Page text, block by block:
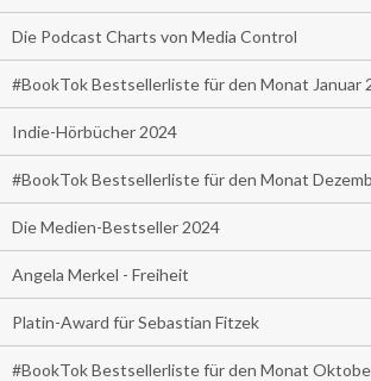
Die Podcast Charts von Media Control
#BookTok Bestsellerliste für den Monat Januar
Indie-Hörbücher 2024
#BookTok Bestsellerliste für den Monat
Die Medien-Bestseller 2024
Angela Merkel - Freiheit
Platin-Award für Sebastian Fitzek
#BookTok Bestsellerliste für den Monat